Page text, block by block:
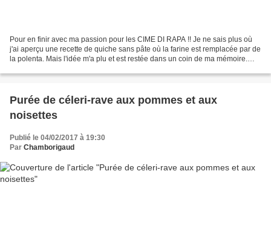
Pour en finir avec ma passion pour les CIME DI RAPA !! Je ne sais plus où
j'ai aperçu une recette de quiche sans pâte où la farine est remplacée par de
la polenta. Mais l'idée m'a plu et est restée dans un coin de ma mémoire.
Purée de céleri-rave aux pommes et aux
noisettes
Publié le 04/02/2017 à 19:30
Par Chamborigaud